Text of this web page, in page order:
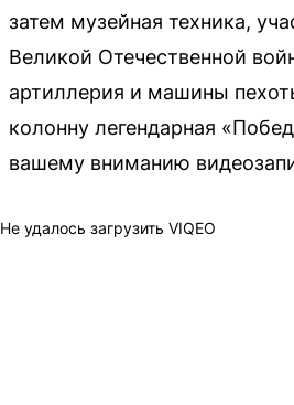
затем музейная техника,
Великой Отечественной
артиллерия и машины
колонну легендарная
вашему вниманию
Не удалось загрузить VIQEO